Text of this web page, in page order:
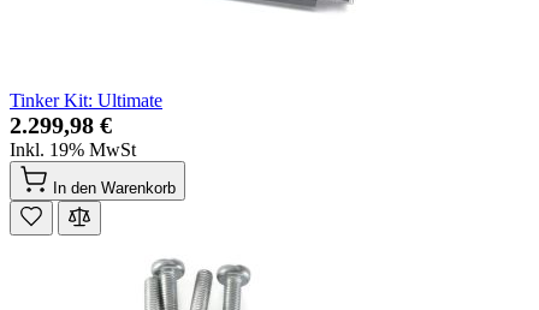
Tinker Kit: Ultimate
2.299,98 €
Inkl. 19% MwSt
In den Warenkorb